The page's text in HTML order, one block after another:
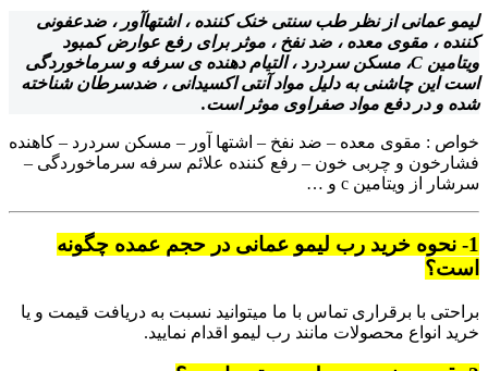
لیمو عمانی از نظر طب سنتی خنک ‌کننده ، اشتهاآور ، ضدعفونی
‌‌کننده ، مقوی معده ، ضد نفخ ، موثر برای رفع عوارض کمبود
ویتامین C، مسکن سردرد ، التیام‌ دهنده ی سرفه و سرماخوردگی
است این چاشنی به دلیل مواد آنتی‌ اکسیدانی ، ضدسرطان شناخته
شده و در دفع مواد صفراوی موثر است.
خواص : مقوی معده – ضد نفخ – اشتها آور – مسکن سردرد – کاهنده
فشارخون و چربی خون – رفع کننده علائم سرفه سرماخوردگی –
سرشار از ویتامین c و …
1- نحوه خرید رب لیمو عمانی در حجم عمده چگونه
است؟
براحتی با برقراری تماس با ما میتوانید نسبت به دریافت قیمت و یا
خرید انواع محصولات مانند رب لیمو اقدام نمایید.